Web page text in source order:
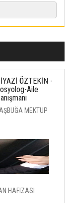
ÖZTEKİN -
Aile
MEKTUP
HAFIZASI